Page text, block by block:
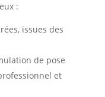
:
issues des
de pose
et